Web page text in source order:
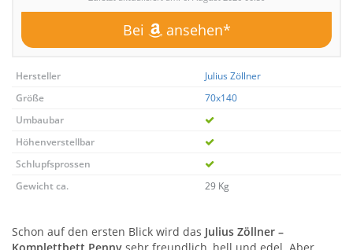
Bei ansehen*
Hersteller
Julius Zöllner
Größe
70x140
Umbaubar
Höhenverstellbar
Schlupfsprossen
Gewicht ca.
29 Kg
Schon auf den ersten Blick wird das Julius Zöllner –
Komplettbett Penny sehr freundlich, hell und edel. Aber